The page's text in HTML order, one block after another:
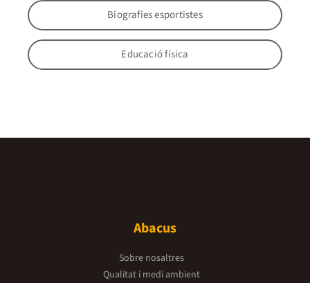
Biografies esportistes
Educació física
Abacus
Sobre nosaltres
Qualitat i medi ambient